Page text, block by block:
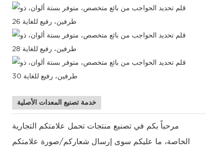
خدمة تصنيع المعدات الأصلية
مرحباً بكم في تصنيع منتجات تحمل علامتكم التجارية
الخاصة، ما عليكم سوى إرسال شعاركم/صورة علامتكم